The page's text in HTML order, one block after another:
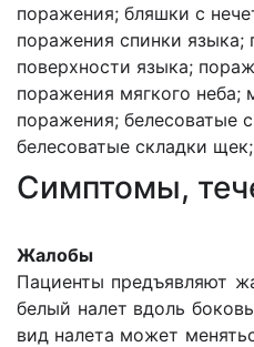
поражения; бляшки с
поражения спинки
поверхности языка;
поражения мягкого неба;
поражения; белесоватые
белесоватые складки
Cимптомы,
Жалобы
Пациенты предъявляют
белый налет вдоль
вид налета может